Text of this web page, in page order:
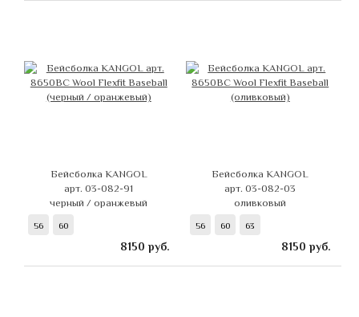
Бейсболка KANGOL
арт. 03-082-91
черный / оранжевый
56 60
8150 руб.
Бейсболка KANGOL
арт. 03-082-03
оливковый
56 60 63
8150 руб.